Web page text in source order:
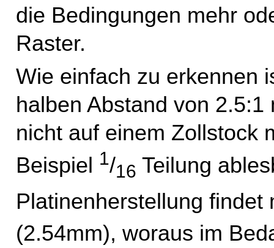
die Bedingungen mehr
Raster.
Wie einfach zu erkennen
halben Abstand von
nicht auf einem Zollstock
Beispiel 1/16 Teilung
Platinenherstellung
(2.54mm), woraus im